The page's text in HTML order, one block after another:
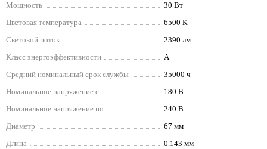
Мощность
30 Вт
Цветовая температура
6500 К
Световой поток
2390 лм
Класс энергоэффективности
A
Средний номинальный срок службы
35000 ч
Номинальное напряжение с
180 В
Номинальное напряжение по
240 В
Диаметр
67 мм
Длина
0.143 мм